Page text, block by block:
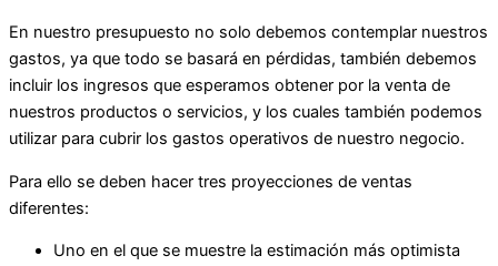
En nuestro presupuesto no solo debemos contemplar nuestros
gastos, ya que todo se basará en pérdidas, también debemos
incluir los ingresos que esperamos obtener por la venta de
nuestros productos o servicios, y los cuales también podemos
utilizar para cubrir los gastos operativos de nuestro negocio.
Para ello se deben hacer tres proyecciones de ventas
diferentes:
Uno en el que se muestre la estimación más optimista